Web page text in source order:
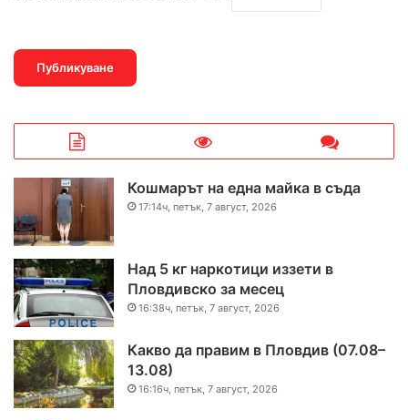
Кошмарът на една майка в съда
17:14ч, петък, 7 август, 2026
Над 5 кг наркотици иззети в
Пловдивско за месец
16:38ч, петък, 7 август, 2026
Какво да правим в Пловдив (07.08–
13.08)
16:16ч, петък, 7 август, 2026